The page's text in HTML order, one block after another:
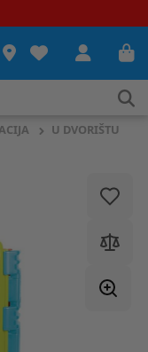
U DVORIŠTU